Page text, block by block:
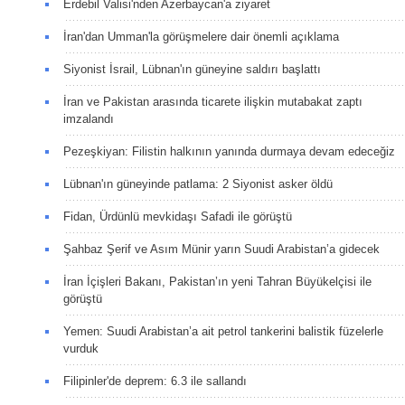
Erdebil Valisi'nden Azerbaycan'a ziyaret
İran'dan Umman'la görüşmelere dair önemli açıklama
Siyonist İsrail, Lübnan'ın güneyine saldırı başlattı
İran ve Pakistan arasında ticarete ilişkin mutabakat zaptı
imzalandı
Pezeşkiyan: Filistin halkının yanında durmaya devam edeceğiz
Lübnan'ın güneyinde patlama: 2 Siyonist asker öldü
Fidan, Ürdünlü mevkidaşı Safadi ile görüştü
Şahbaz Şerif ve Asım Münir yarın Suudi Arabistan’a gidecek
İran İçişleri Bakanı, Pakistan’ın yeni Tahran Büyükelçisi ile
görüştü
Yemen: Suudi Arabistan’a ait petrol tankerini balistik füzelerle
vurduk
Filipinler'de deprem: 6.3 ile sallandı